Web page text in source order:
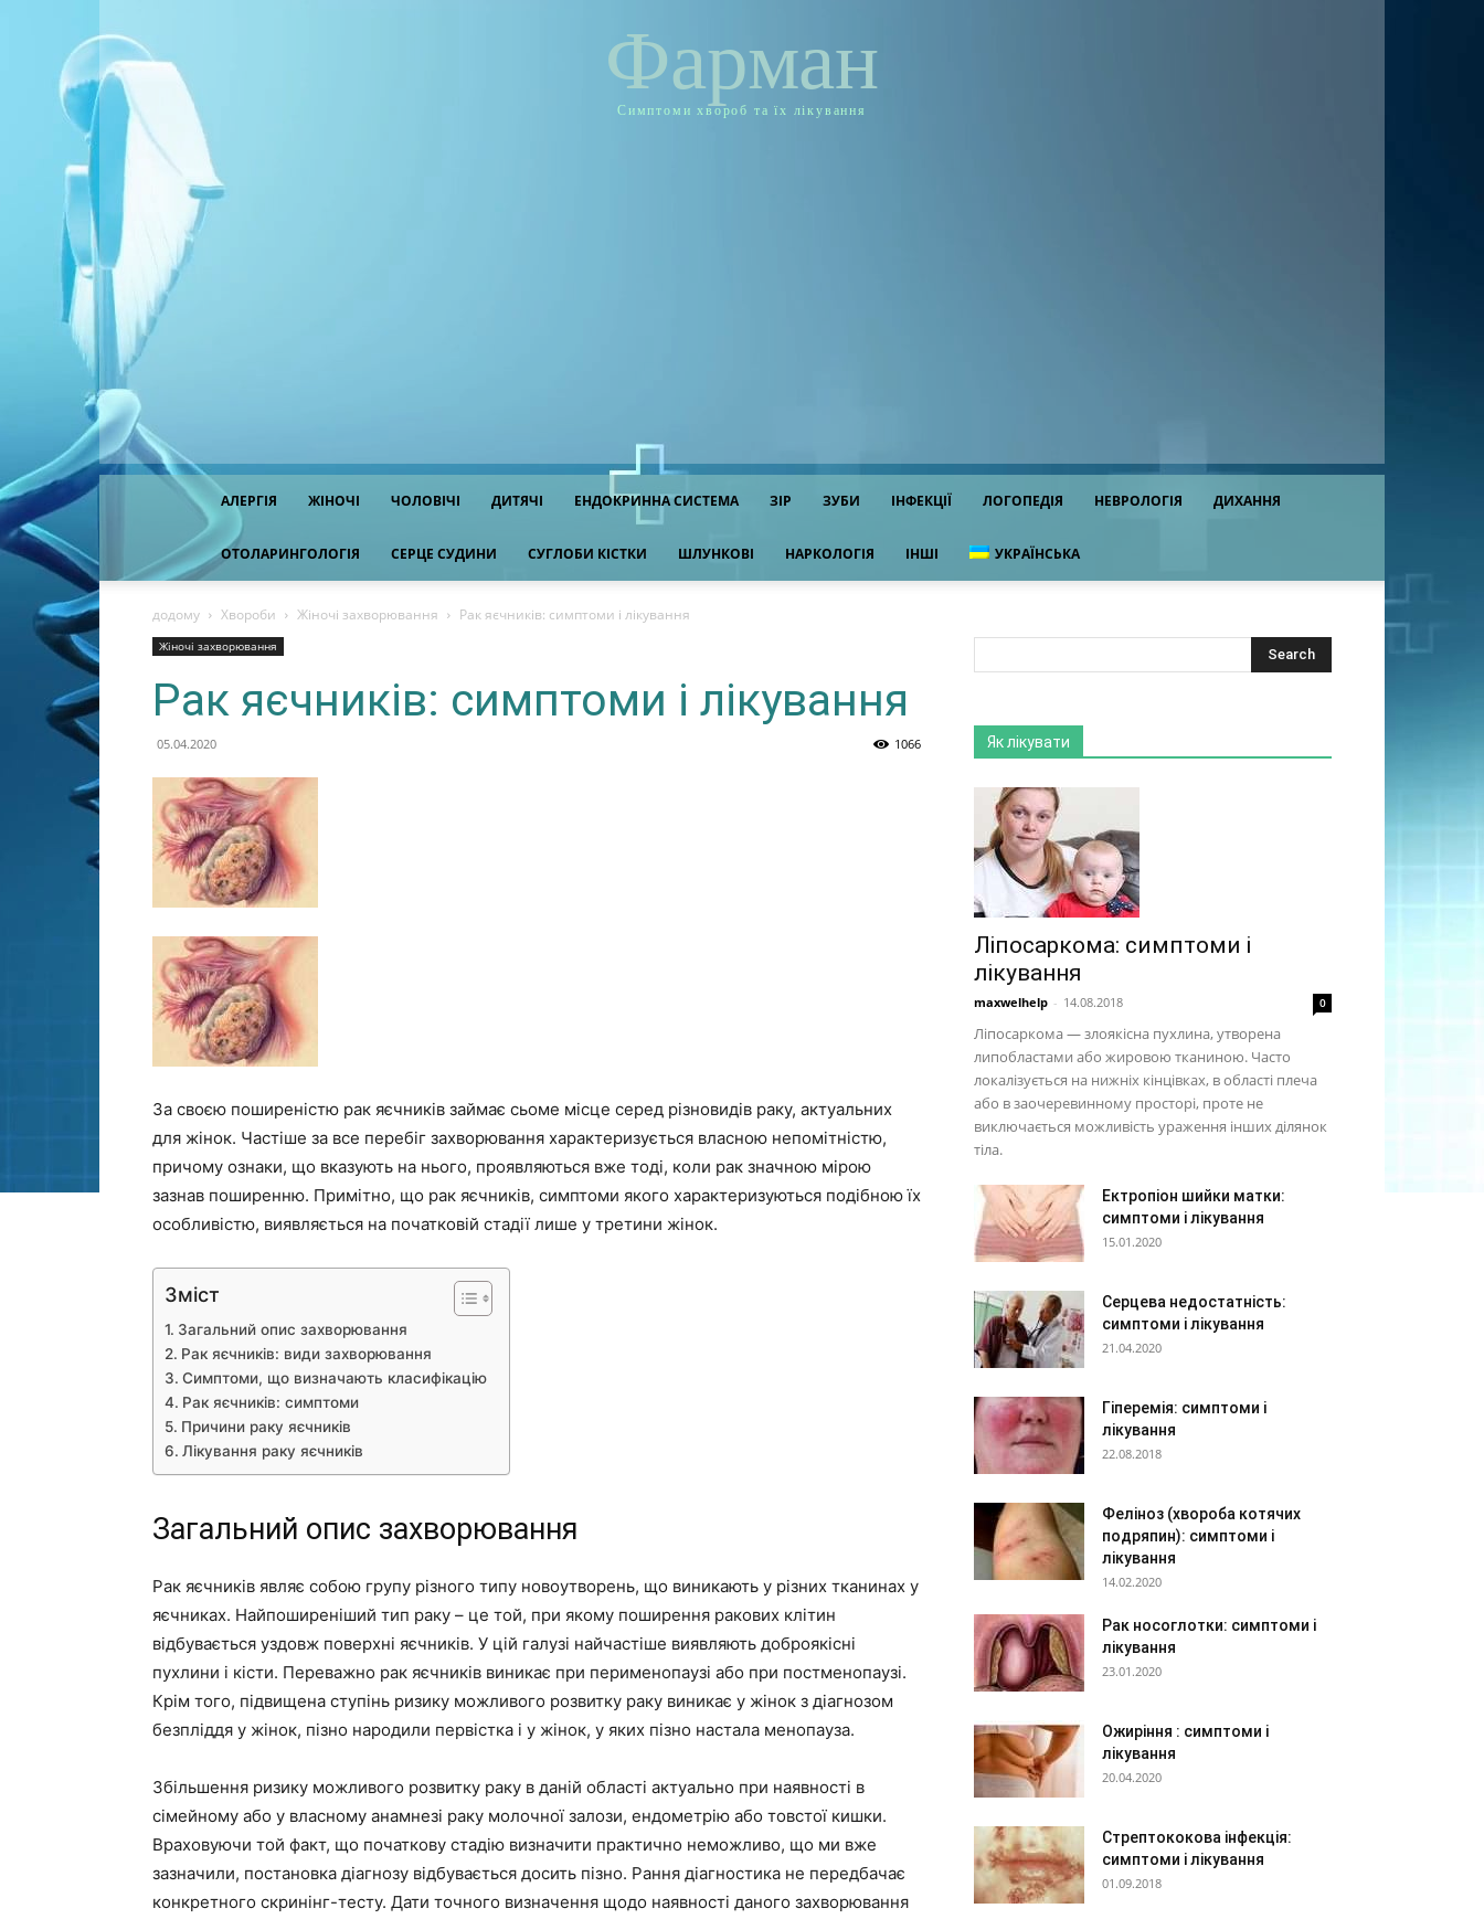
Фарман
Симптоми хвороб та їх лікування
АЛЕРГІЯ ЖІНОЧІ ЧОЛОВІЧІ ДИТЯЧІ ЕНДОКРИННА СИСТЕМА ЗІР ЗУБИ ІНФЕКЦІЇ ЛОГОПЕДІЯ НЕВРОЛОГІЯ ДИХАННЯ
ОТОЛАРИНГОЛОГІЯ СЕРЦЕ СУДИНИ СУГЛОБИ КІСТКИ ШЛУНКОВІ НАРКОЛОГІЯ ІНШІ УКРАЇНСЬКА
додому Хвороби Жіночі захворювання Рак яєчників: симптоми і лікування
Жіночі захворювання
Рак яєчників: симптоми і лікування
05.04.2020 1066
За своєю поширеністю рак яєчників займає сьоме місце серед різновидів раку, актуальних
для жінок. Частіше за все перебіг захворювання характеризується власною непомітністю,
причому ознаки, що вказують на нього, проявляються вже тоді, коли рак значною мірою
зазнав поширенню. Примітно, що рак яєчників, симптоми якого характеризуються подібною їх
особливістю, виявляється на початковій стадії лише у третини жінок.
Зміст
Загальний опис захворювання
Рак яєчників: види захворювання
Симптоми, що визначають класифікацію
Рак яєчників: симптоми
Причини раку яєчників
Лікування раку яєчників
Загальний опис захворювання
Рак яєчників являє собою групу різного типу новоутворень, що виникають у різних тканинах у
яєчниках. Найпоширеніший тип раку – це той, при якому поширення ракових клітин
відбувається уздовж поверхні яєчників. У цій галузі найчастіше виявляють доброякісні
пухлини і кісти. Переважно рак яєчників виникає при перименопаузі або при постменопаузі.
Крім того, підвищена ступінь ризику можливого розвитку раку виникає у жінок з діагнозом
безпліддя у жінок, пізно народили первістка і у жінок, у яких пізно настала менопауза.
Збільшення ризику можливого розвитку раку в даній області актуально при наявності в
сімейному або у власному анамнезі раку молочної залози, ендометрію або товстої кишки.
Враховуючи той факт, що початкову стадію визначити практично неможливо, що ми вже
зазначили, постановка діагнозу відбувається досить пізно. Рання діагностика не передбачає
конкретного скринінг-тесту. Дати точного визначення щодо наявності даного захворювання
Як лікувати
Ліпосаркома: симптоми і
лікування
maxwelhelp - 14.08.2018 0
Ліпосаркома — злоякісна пухлина, утворена
липобластами або жировою тканиною. Часто
локалізується на нижніх кінцівках, в області плеча
або в заочеревинному просторі, проте не
виключається можливість ураження інших ділянок
тіла.
Ектропіон шийки матки:
симптоми і лікування
15.01.2020
Серцева недостатність:
симптоми і лікування
21.04.2020
Гіперемія: симптоми і
лікування
22.08.2018
Феліноз (хвороба котячих
подряпин): симптоми і
лікування
14.02.2020
Рак носоглотки: симптоми і
лікування
23.01.2020
Ожиріння : симптоми і
лікування
20.04.2020
Стрептококова інфекція:
симптоми і лікування
01.09.2018